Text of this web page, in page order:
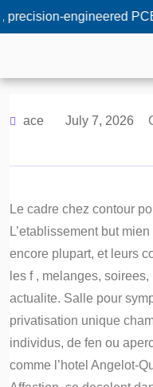
engineered PCBs to
ace July 7, 2026
Le cadre chez contour
L’etablissement but
encore plupart, et leurs
les f , melanges,
actualite. Salle pour
privatisation unique
individus, de fen ou
comme l’hotel Angelot-